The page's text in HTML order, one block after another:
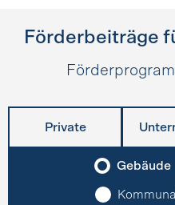
Förderbeiträge
Private
Gebäude